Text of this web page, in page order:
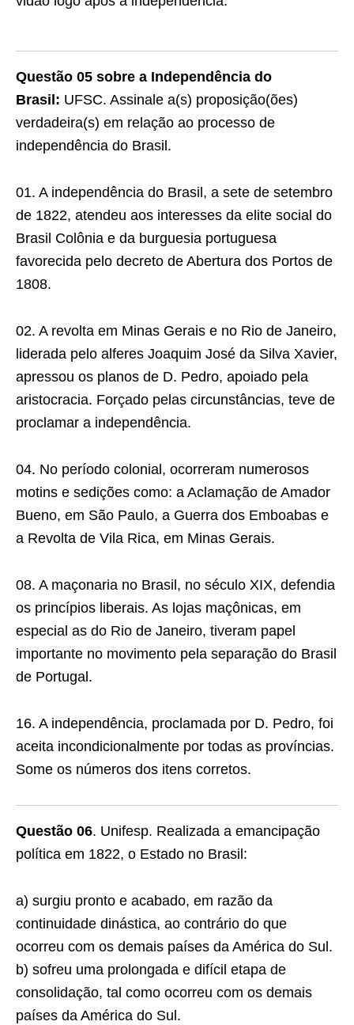
Questão 05 sobre a Independência do
Brasil: UFSC. Assinale a(s) proposição(ões)
verdadeira(s) em relação ao processo de
independência do Brasil.
01. A independência do Brasil, a sete de setembro
de 1822, atendeu aos interesses da elite social do
Bra­sil Colônia e da burguesia portuguesa
favorecida pelo decreto de Abertura dos Portos de
1808.
02. A revolta em Minas Gerais e no Rio de Janeiro,
liderada pelo alferes Joaquim José da Silva Xavier,
apressou os planos de D. Pedro, apoiado pela
aristocracia. Forçado pelas circunstâncias, teve de
proclamar a independência.
04. No período colonial, ocorreram numerosos
motins e sedições como: a Aclamação de Amador
Bueno, em São Paulo, a Guerra dos Emboabas e
a Revolta de Vila Rica, em Minas Gerais.
08. A maçonaria no Brasil, no século XIX, defendia
os princípios liberais. As lojas maçônicas, em
especial as do Rio de Janeiro, tiveram papel
importante no movimento pela separação do Brasil
de Portugal.
16. A independência, proclamada por D. Pedro, foi
aceita incondicionalmente por todas as províncias.
Some os números dos itens corretos.
Questão 06. Unifesp. Realizada a emancipação
política em 1822, o Estado no Brasil:
a) surgiu pronto e acabado, em razão da
continuida­de dinástica, ao contrário do que
ocorreu com os demais países da América do Sul.
b) sofreu uma prolongada e difícil etapa de
consoli­dação, tal como ocorreu com os demais
países da América do Sul.